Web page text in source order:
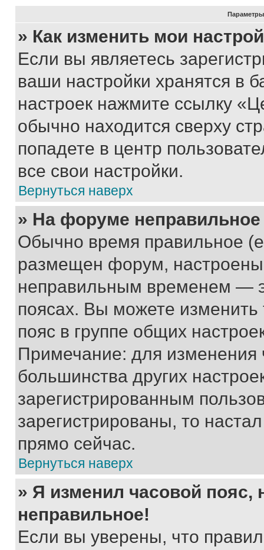
Параметры
» Как изменить мои
Если вы являетесь
ваши настройки хранятся в
настроек нажмите ссылку
обычно находится сверху
попадете в центр
все свои настройки.
Вернуться наверх
» На форуме
Обычно время правильное
размещен форум, настроены
неправильным временем —
поясах. Вы можете изменить
пояс в группе общих
Примечание: для изменения
большинства других
зарегистрированным
зарегистрированы, то
прямо сейчас.
Вернуться наверх
» Я изменил часовой пояс,
неправильное!
Если вы уверены, что